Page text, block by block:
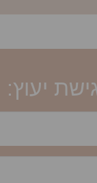
יעוץ: